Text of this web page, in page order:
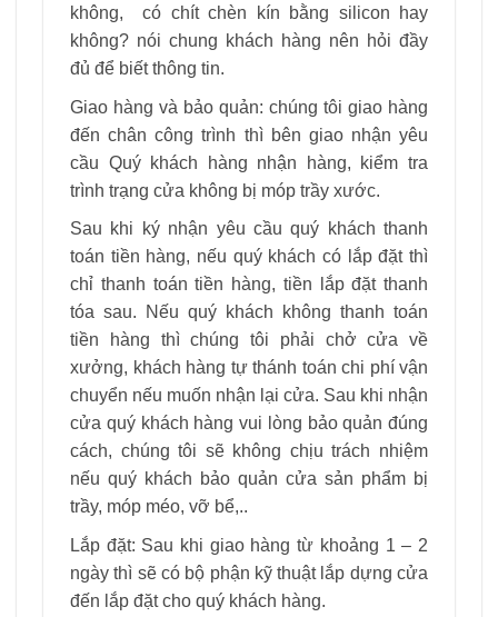
không, có chít chèn kín bằng silicon hay
không? nói chung khách hàng nên hỏi đầy
đủ để biết thông tin.
Giao hàng và bảo quản: chúng tôi giao hàng
đến chân công trình thì bên giao nhận yêu
cầu Quý khách hàng nhận hàng, kiểm tra
trình trạng cửa không bị móp trầy xước.
Sau khi ký nhận yêu cầu quý khách thanh
toán tiền hàng, nếu quý khách có lắp đặt thì
chỉ thanh toán tiền hàng, tiền lắp đặt thanh
tóa sau. Nếu quý khách không thanh toán
tiền hàng thì chúng tôi phải chở cửa về
xưởng, khách hàng tự thánh toán chi phí vận
chuyển nếu muốn nhận lại cửa. Sau khi nhận
cửa quý khách hàng vui lòng bảo quản đúng
cách, chúng tôi sẽ không chịu trách nhiệm
nếu quý khách bảo quản cửa sản phẩm bị
trầy, móp méo, vỡ bể,..
Lắp đặt: Sau khi giao hàng từ khoảng 1 – 2
ngày thì sẽ có bộ phận kỹ thuật lắp dựng cửa
đến lắp đặt cho quý khách hàng.